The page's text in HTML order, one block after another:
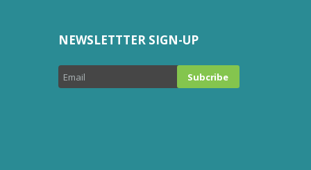
NEWSLETTTER SIGN-UP